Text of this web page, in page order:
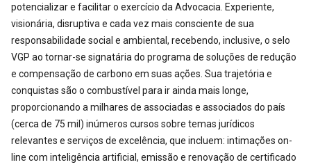
potencializar e facilitar o exercício da Advocacia. Experiente,
visionária, disruptiva e cada vez mais consciente de sua
responsabilidade social e ambiental, recebendo, inclusive, o selo
VGP ao tornar-se signatária do programa de soluções de redução
e compensação de carbono em suas ações. Sua trajetória e
conquistas são o combustível para ir ainda mais longe,
proporcionando a milhares de associadas e associados do país
(cerca de 75 mil) inúmeros cursos sobre temas jurídicos
relevantes e serviços de excelência, que incluem: intimações on-
line com inteligência artificial, emissão e renovação de certificado